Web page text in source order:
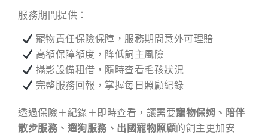
服務期間提供：
寵物責任保險保障，服務期間意外可理賠
高額保障額度，降低飼主風險
攝影設備租借，隨時查看毛孩狀況
完整服務回報，掌握每日照顧紀錄
透過保險＋紀錄＋即時查看，讓需要寵物保姆、陪伴
散步服務、遛狗服務、出國寵物照顧的飼主更加安